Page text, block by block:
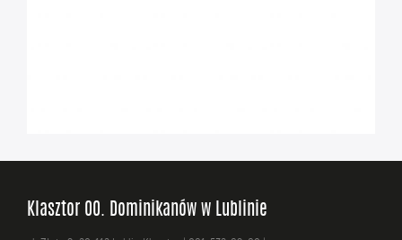
Klasztor OO. Dominikanów w Lublinie